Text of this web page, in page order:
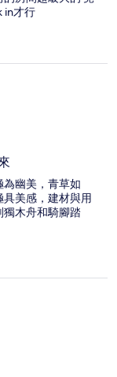
in才行
幽美，青草如
美感，建材與用
木舟和騎腳踏